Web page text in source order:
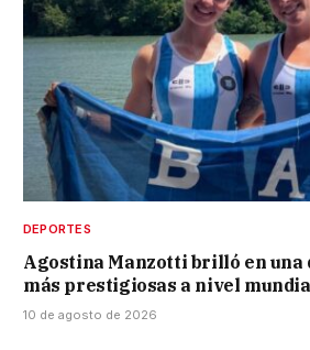
DEPORTES
Agostina Manzotti brilló en una
más prestigiosas a nivel
10 de agosto de 2026